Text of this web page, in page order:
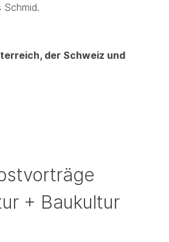
der Schweiz und
+ Baukultur